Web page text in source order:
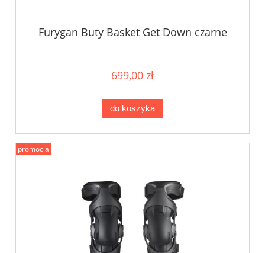
Furygan Buty Basket Get Down czarne
699,00 zł
do koszyka
promocja